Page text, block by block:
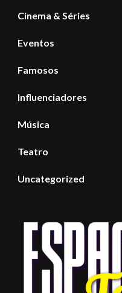
Cinema & Séries
Eventos
Famosos
Influenciadores
Música
Teatro
Uncategorized